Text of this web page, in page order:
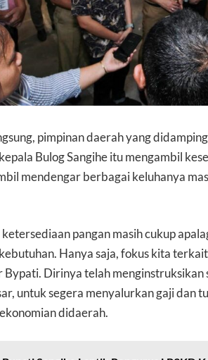
pimpinan daerah yang
Bulog Sangihe itu mengambil
mendengar berbagai keluhanya
ketersediaan pangan masih cukup
Hanya saja, fokus kita
Dirinya telah menginstruksikan
untuk segera menyalurkan gaji dan
didaerah.